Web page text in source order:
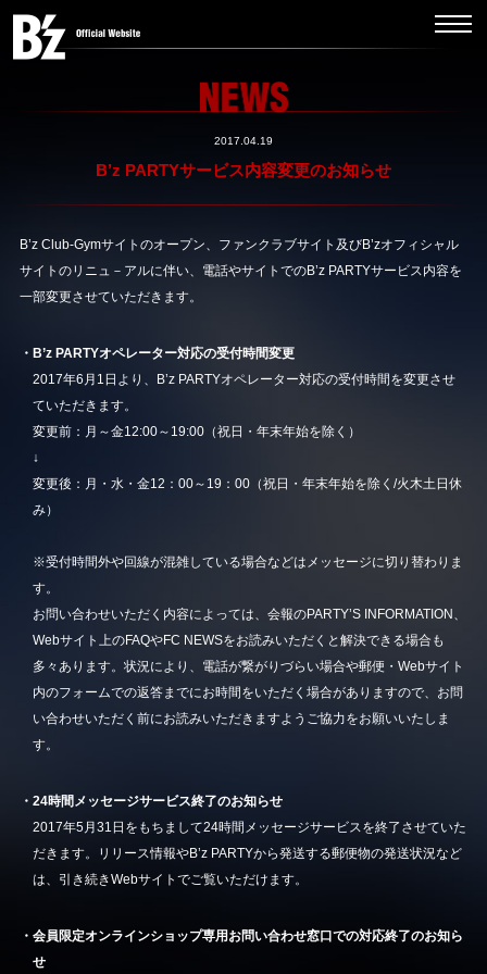
2017.04.19
B’z PARTYサービス内容変更のお知らせ
B’z Club-Gymサイトのオープン、ファンクラブサイト及びB’zオフィシャル
サイトのリニュ－アルに伴い、電話やサイトでのB’z PARTYサービス内容を
一部変更させていただきます。
・B’z PARTYオペレーター対応の受付時間変更
2017年6月1日より、B’z PARTYオペレーター対応の受付時間を変更させ
ていただきます。
変更前：月～金12:00～19:00（祝日・年末年始を除く）
↓
変更後：月・水・金12：00～19：00（祝日・年末年始を除く/火木土日休
み）
※受付時間外や回線が混雑している場合などはメッセージに切り替わりま
す。
お問い合わせいただく内容によっては、会報のPARTY’S INFORMATION、
Webサイト上のFAQやFC NEWSをお読みいただくと解決できる場合も
多々あります。状況により、電話が繋がりづらい場合や郵便・Webサイト
内のフォームでの返答までにお時間をいただく場合がありますので、お問
い合わせいただく前にお読みいただきますようご協力をお願いいたしま
す。
・24時間メッセージサービス終了のお知らせ
2017年5月31日をもちまして24時間メッセージサービスを終了させていた
だきます。リリース情報やB’z PARTYから発送する郵便物の発送状況など
は、引き続きWebサイトでご覧いただけます。
・会員限定オンラインショップ専用お問い合わせ窓口での対応終了のお知ら
せ